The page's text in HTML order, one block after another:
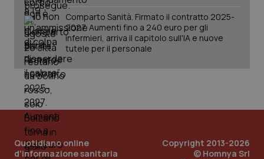
Comparto Sanità. Firmato il contratto 2025-
2027. Aumenti fino a 240 euro per gli
infermieri, arriva il capitolo sull'IA e nuove
tutele per il personale
Quotidiano online
d'informazione sanitaria
Copyright 2013-2026
© Homnya Srl
PHPSESSID
www.quotidianosanita.it